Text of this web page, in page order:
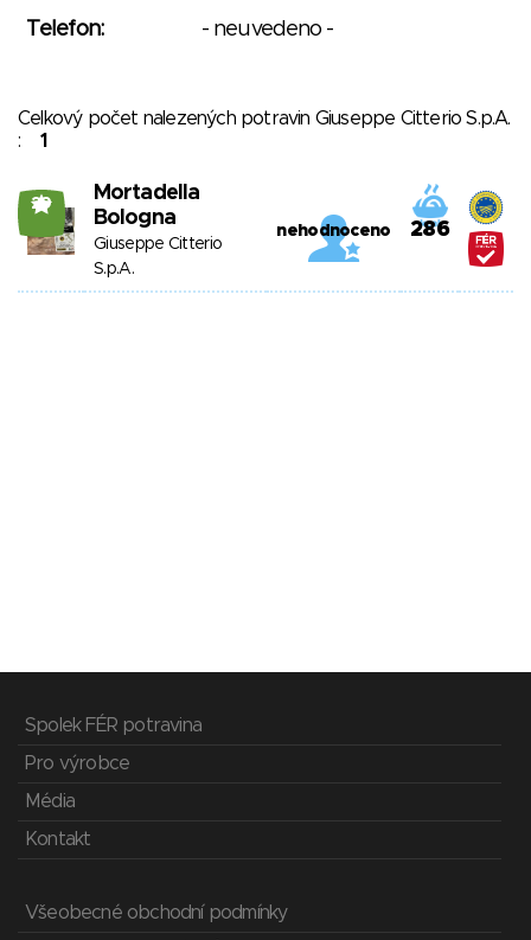
Telefon:
- neuvedeno -
Celkový počet nalezených potravin Giuseppe Citterio S.p.A.
: 1
29
Mortadella
Bologna
Giuseppe Citterio
S.p.A.
nehodnoceno 286
Spolek FÉR potravina
Pro výrobce
Média
Kontakt
Všeobecné obchodní podmínky